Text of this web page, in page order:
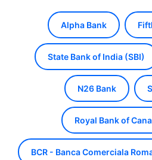
Alpha Bank
State Bank of India (SBI)
N26 Bank
Royal Bank of
BCR - Banca Comerciala